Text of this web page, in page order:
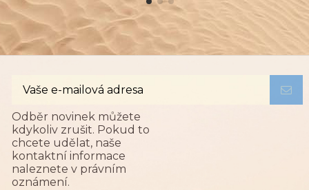
Odběr novinek můžete
kdykoliv zrušit. Pokud to
chcete udělat, naše
kontaktní informace
naleznete v právním
oznámení.